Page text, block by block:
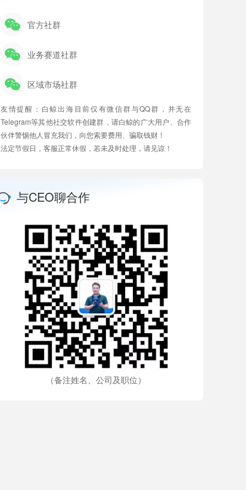
官方社群
业务赛道社群
区域市场社群
友情提醒：白鲸出海目前仅有微信群与QQ群，并无在
Telegram等其他社交软件创建群，请白鲸的广大用户、合作
伙伴警惕他人冒充我们，向您索要费用、骗取钱财！
法定节假日，客服正常休假，若未及时处理，请见谅！
与CEO聊合作
（备注姓名、公司及职位）